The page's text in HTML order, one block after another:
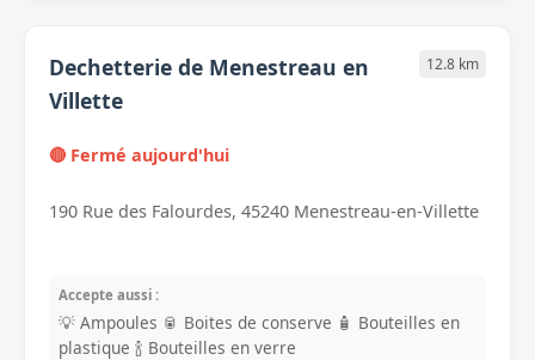
Dechetterie de Menestreau en
Villette
12.8 km
🔴 Fermé aujourd'hui
190 Rue des Falourdes, 45240 Menestreau-en-Villette
Accepte aussi :
💡 Ampoules 🥫 Boites de conserve 🧴 Bouteilles en
plastique 🍾 Bouteilles en verre